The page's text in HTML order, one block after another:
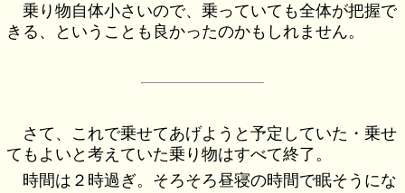
乗り物自体小さいので、乗っていても全体が把握で
きる、ということも良かったのかもしれません。
さて、これで乗せてあげようと予定していた・乗せ
てもよいと考えていた乗り物はすべて終了。
時間は２時過ぎ。そろそろ昼寝の時間で眠そうにな